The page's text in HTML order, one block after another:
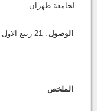
لجامعة طهران
الوصول : 21 ربیع الاول 1438 ـ
الملخص